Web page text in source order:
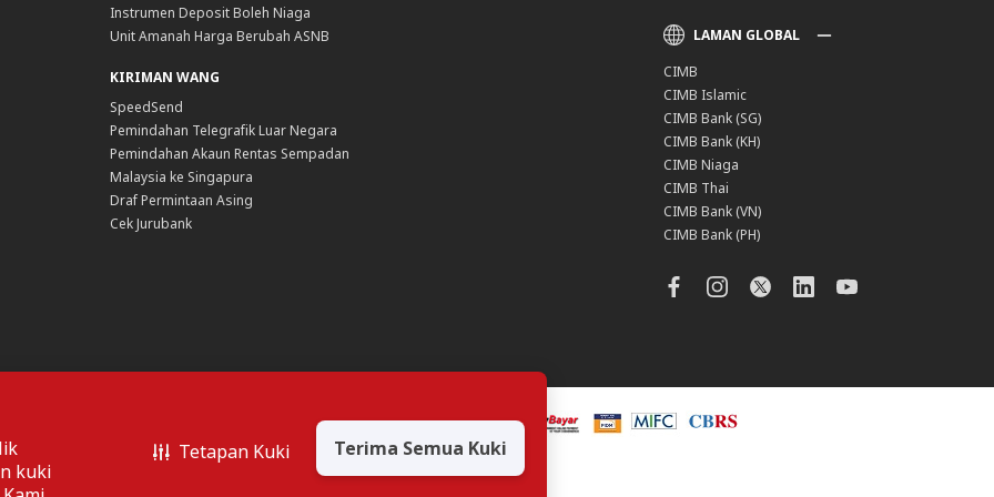
kuki
Terima Semua Kuki
Tetapan Kuki
Instrumen Deposit Boleh Niaga
Unit Amanah Harga Berubah ASNB
KIRIMAN WANG
SpeedSend
Pemindahan Telegrafik Luar Negara
Pemindahan Akaun Rentas Sempadan
Malaysia ke Singapura
Draf Permintaan Asing
Cek Jurubank
LAMAN GLOBAL
CIMB
CIMB Islamic
CIMB Bank (SG)
CIMB Bank (KH)
CIMB Niaga
CIMB Thai
CIMB Bank (VN)
CIMB Bank (PH)
mengakses maklumat
produk atau